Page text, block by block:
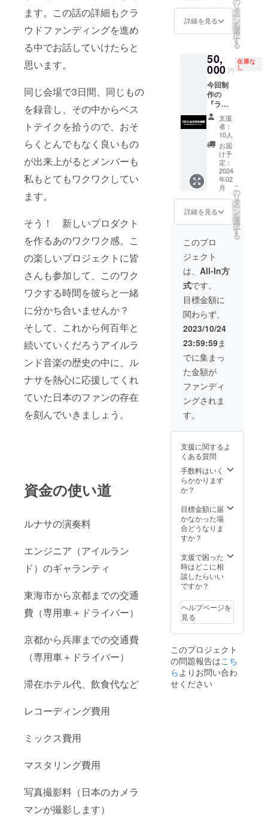
ます。この話の詳細もクラ
ウドファンディングを進め
る中でお話していけたらと
思います。
同じ会場で3日間、同じもの
を録音し、その中からベス
トテイクを拾うので、おそ
らくとんでもなく良いもの
が出来上がるとメンバーも
私もとてもワクワクしてい
ます。
そう！ 新しいプロダクト
を作るあのワクワク感。こ
の楽しいプロジェクトに皆
さんも参加して、このワク
ワクする時間を彼らと一緒
に分かち合いませんか？
そして、これから何百年と
続いていくだろうアイルラ
ンド音楽の歴史の中に、ル
ナサを熱心に応援してくれ
ていた日本のファンの存在
を刻んでいきましょう。
資金の使い道
ルナサの演奏料
エンジニア（アイルラン
ド）のギャランティ
東海市から京都までの交通
費（専用車＋ドライバー）
京都から兵庫までの交通費
（専用車＋ドライバー）
滞在ホテル代、飲食代など
レコーディング費用
ミックス費用
マスタリング費用
写真撮影料（日本のカメラ
マンが撮影します）
Valleley
"Cara
Bridge"
枚
with
Väsen
"Väsen
Street"
(2009)
、
Väsen
"Brewe
d"
(2017),
Väsen
"Duo"
(2021)
JPP(fro
m
Finland
）関連
計5タイ
トル（2
枚組を1
タイト
ル含
む）：
JPP
"Live in
Duluth"
(2010 /
2枚組)
Nordik
Tree
"Contra
dance"
(2009)
Alakotil
a "&
Piano"
(2016)
、JPP
"Skywir
e"
(2015)
詳細を見る
リ
タ
ー
ン
を
選
択
す
る
50,
000 円
在庫な
し
今回制
作の
『ライ
ヴ・イ
ン・
ジャパ
ン
（仮）
』の
パッ
ケージ
に特別
協賛と
してお
名前掲
載いた
しま
す。あ
なたの
お名前
が全世
界で流
通する
CD
に！
なお
ブック
レット
のデザ
インの
際（お
そらく
12月ご
ろ）、
めメー
SNS等
でス
ムーズ
にご連
絡が取
要があ
りま
す。ま
た備考
載を希
望され
るお名
前をお
ださ
い。お
名前は
英文に
字以内
でお願
いいた
しま
す。
支援
者：
10人
お届
け予
定：
2024
年02
月
詳細を見る
こ
の
リ
タ
ー
ン
を
選
択
す
る
このプロ
ジェクト
は、 All-In方
式です。
目標金額に
関わらず、
2023/10/24
23:59:59ま
でに集まっ
た金額が
ファンディ
ングされま
す。
支援に関するよ
くある質問
手数料はいく
らかかります
か？
目標金額に届
かなかった場
合どうなりま
すか？
支援で困った
時はどこに相
談したらいい
ですか？
ヘルプページを
見る
このプロジェクト
の問題報告はこち
ら よりお問い合わ
せください